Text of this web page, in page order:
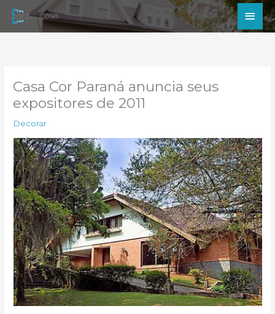
para
Casa Cor Paraná anuncia seus
expositores de 2011
Decorar